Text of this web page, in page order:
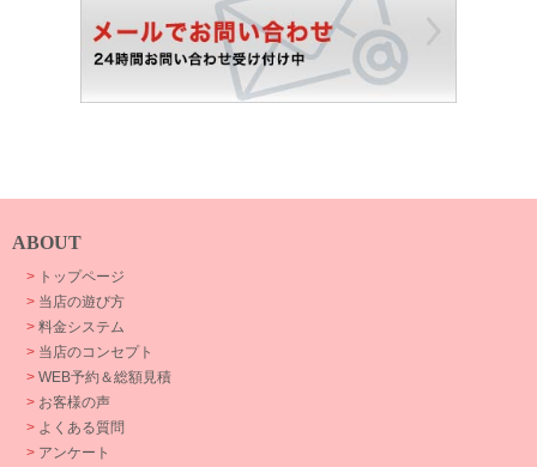
ABOUT
> トップページ
> 当店の遊び方
> 料金システム
> 当店のコンセプト
> WEB予約＆総額見積
> お客様の声
> よくある質問
> アンケート